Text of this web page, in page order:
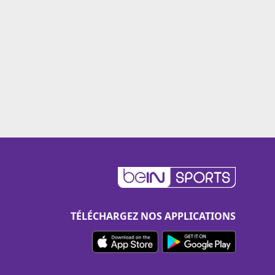
TÉLÉCHARGEZ NOS APPLICATIONS